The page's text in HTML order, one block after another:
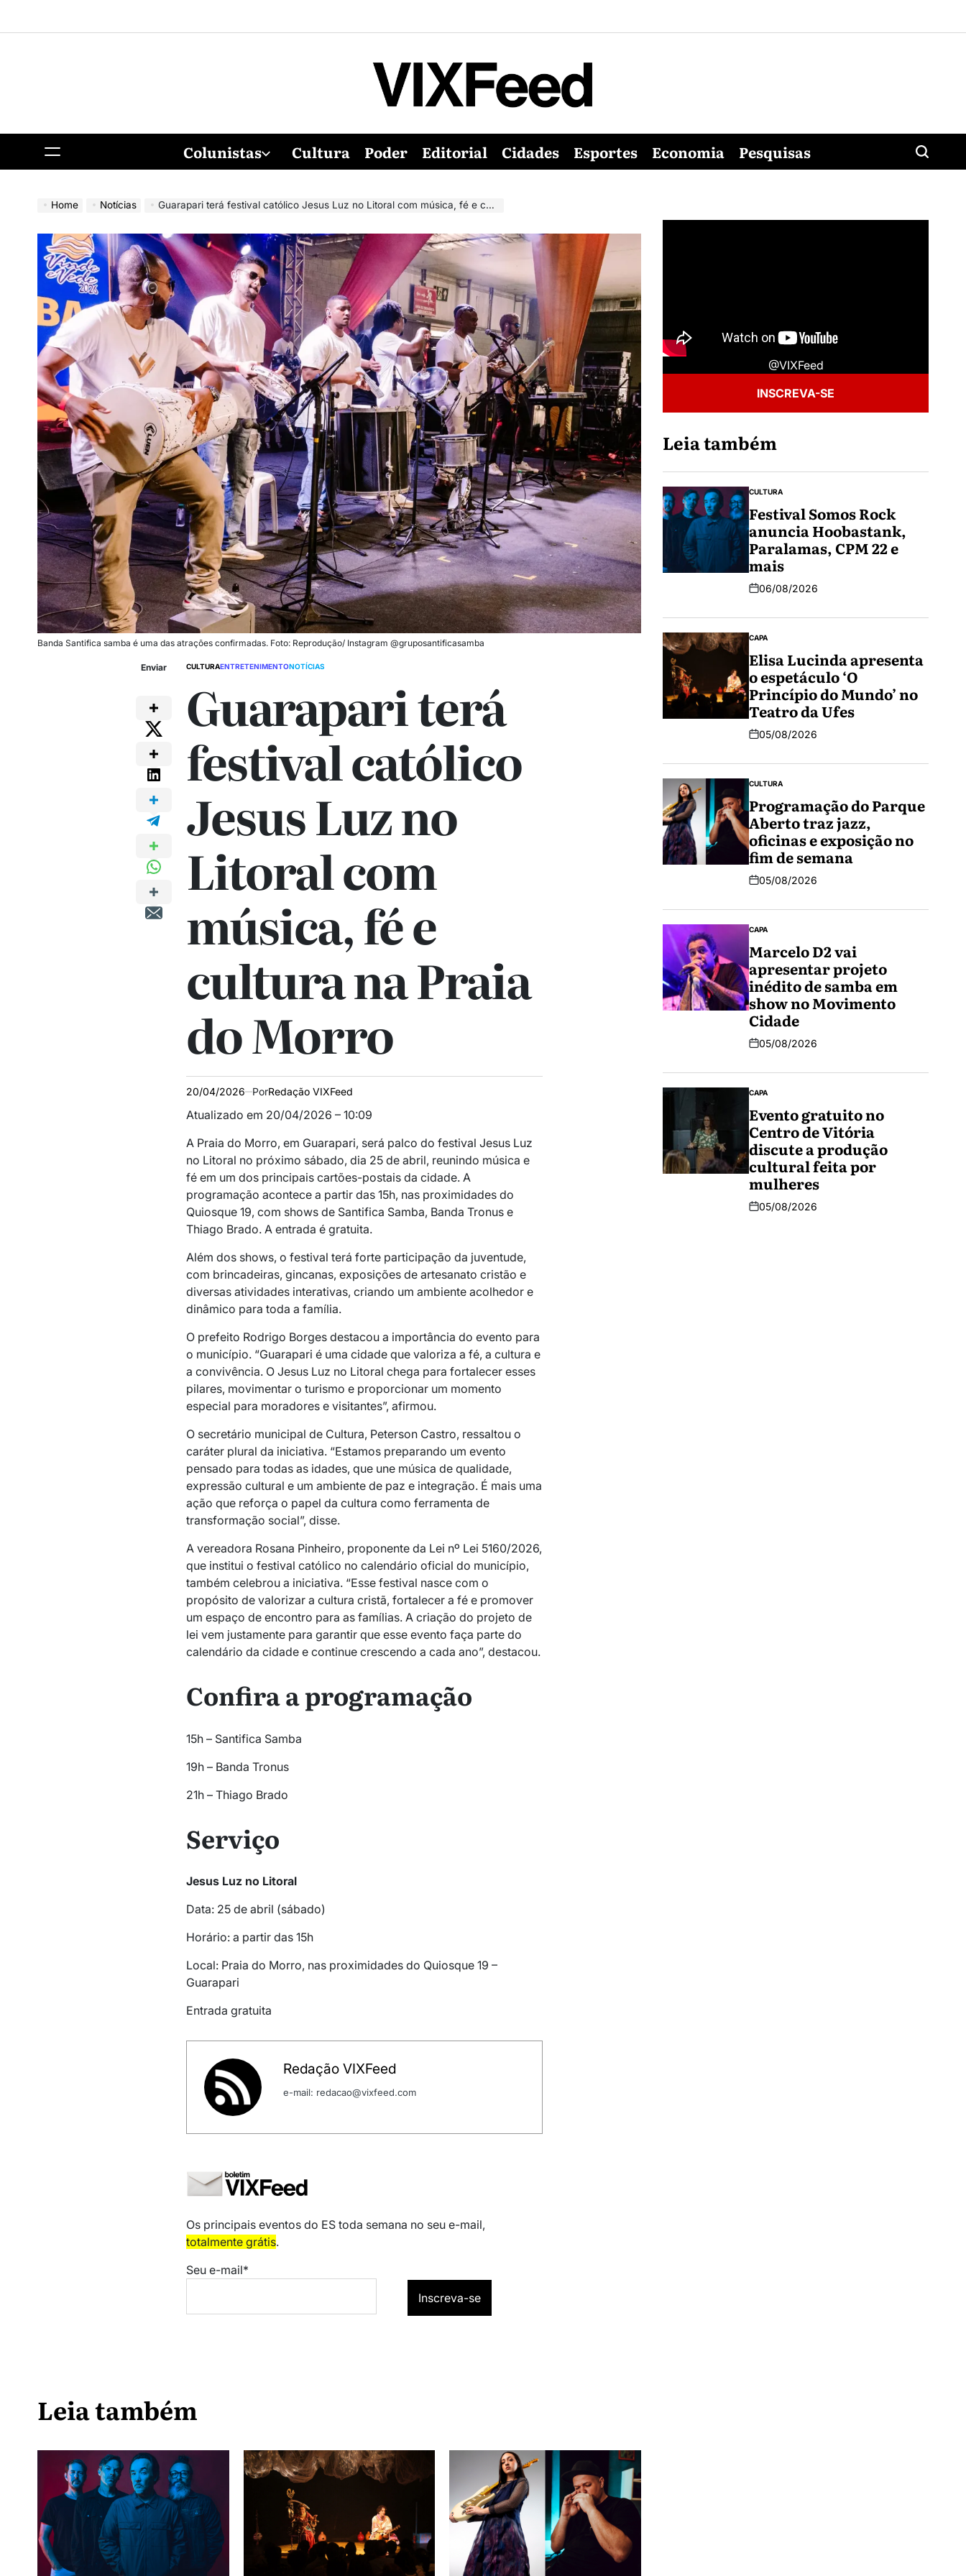
Colunistas Cultura Poder Editorial Cidades Esportes Economia Pesquisas
Home Notícias Guarapari terá festival católico Jesus Luz no Litoral com música, fé e cultura na Praia do Morro
Banda Santifica samba é uma das atrações confirmadas. Foto: Reprodução/ Instagram @gruposantificasamba
Enviar CULTURAENTRETENIMENTONOTÍCIAS
Guarapari terá
festival católico
Jesus Luz no
Litoral com
música, fé e
cultura na Praia
do Morro
20/04/2026 PorRedação VIXFeed
Atualizado em 20/04/2026 – 10:09
A Praia do Morro, em Guarapari, será palco do festival Jesus Luz
no Litoral no próximo sábado, dia 25 de abril, reunindo música e
fé em um dos principais cartões-postais da cidade. A
programação acontece a partir das 15h, nas proximidades do
Quiosque 19, com shows de Santifica Samba, Banda Tronus e
Thiago Brado. A entrada é gratuita.
Além dos shows, o festival terá forte participação da juventude,
com brincadeiras, gincanas, exposições de artesanato cristão e
diversas atividades interativas, criando um ambiente acolhedor e
dinâmico para toda a família.
O prefeito Rodrigo Borges destacou a importância do evento para
o município. “Guarapari é uma cidade que valoriza a fé, a cultura e
a convivência. O Jesus Luz no Litoral chega para fortalecer esses
pilares, movimentar o turismo e proporcionar um momento
especial para moradores e visitantes”, afirmou.
O secretário municipal de Cultura, Peterson Castro, ressaltou o
caráter plural da iniciativa. “Estamos preparando um evento
pensado para todas as idades, que une música de qualidade,
expressão cultural e um ambiente de paz e integração. É mais uma
ação que reforça o papel da cultura como ferramenta de
transformação social”, disse.
A vereadora Rosana Pinheiro, proponente da Lei nº Lei 5160/2026,
que institui o festival católico no calendário oficial do município,
também celebrou a iniciativa. “Esse festival nasce com o
propósito de valorizar a cultura cristã, fortalecer a fé e promover
um espaço de encontro para as famílias. A criação do projeto de
lei vem justamente para garantir que esse evento faça parte do
calendário da cidade e continue crescendo a cada ano”, destacou.
Confira a programação
15h – Santifica Samba
19h – Banda Tronus
21h – Thiago Brado
Serviço
Jesus Luz no Litoral
Data: 25 de abril (sábado)
Horário: a partir das 15h
Local: Praia do Morro, nas proximidades do Quiosque 19 –
Guarapari
Entrada gratuita
Redação VIXFeed
e-mail: redacao@vixfeed.com
Os principais eventos do ES toda semana no seu e-mail,
totalmente grátis.
Seu e-mail*
Leia também
@VIXFeed
INSCREVA-SE
Leia também
CULTURA
Festival Somos Rock
anuncia Hoobastank,
Paralamas, CPM 22 e
mais
06/08/2026
CAPA
Elisa Lucinda apresenta
o espetáculo ‘O
Princípio do Mundo’ no
Teatro da Ufes
05/08/2026
CULTURA
Programação do Parque
Aberto traz jazz,
oficinas e exposição no
fim de semana
05/08/2026
CAPA
Marcelo D2 vai
apresentar projeto
inédito de samba em
show no Movimento
Cidade
05/08/2026
CAPA
Evento gratuito no
Centro de Vitória
discute a produção
cultural feita por
mulheres
05/08/2026